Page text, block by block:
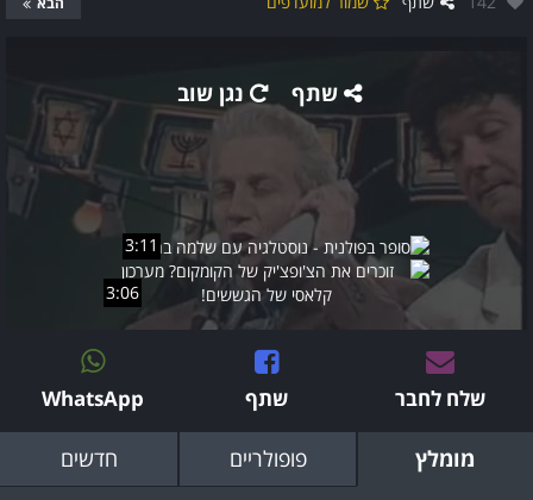
שתף נגן שוב
3:11
3:06
שלח לחבר שתף WhatsApp
מומלץ פופולריים חדשים